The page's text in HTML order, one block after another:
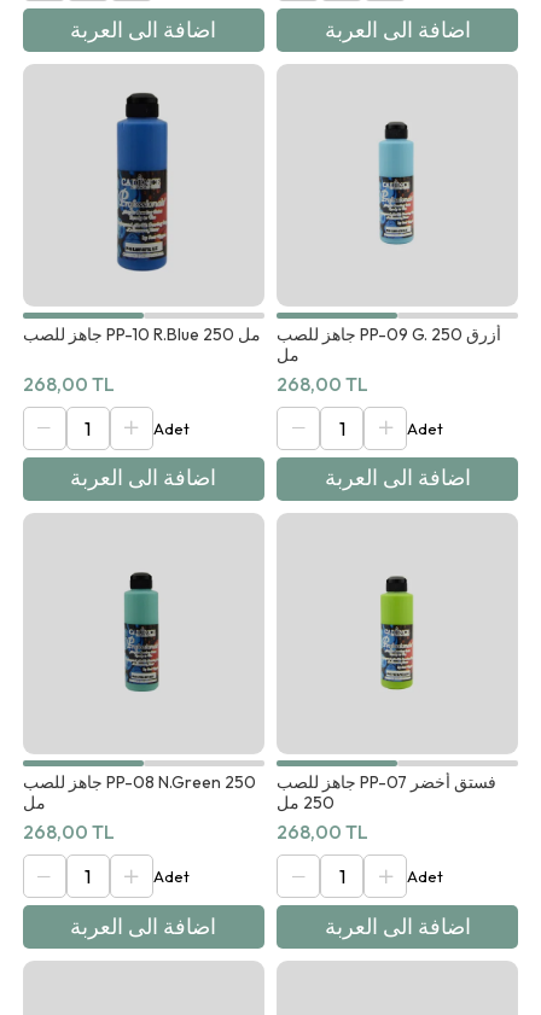
اضافة الى العربة اضافة الى العربة
جاهز للصب PP-10 R.Blue 250 مل
268,00 TL
اضافة الى العربة
جاهز للصب PP-09 G. أزرق 250
مل
268,00 TL
اضافة الى العربة
جاهز للصب PP-08 N.Green 250
مل
268,00 TL
اضافة الى العربة
جاهز للصب PP-07 فستق أخضر
250 مل
268,00 TL
اضافة الى العربة